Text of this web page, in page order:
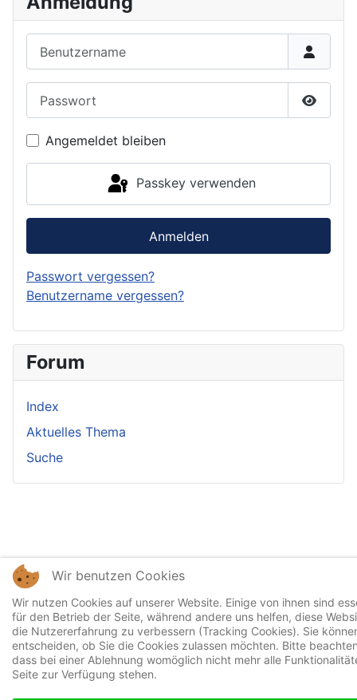
Angemeldet bleiben
Passkey verwenden
Anmelden
Passwort vergessen?
Benutzername vergessen?
Forum
Index
Aktuelles Thema
Suche
Wir benutzen Cookies
Wir nutzen Cookies auf unserer Website. Einige von ihnen sind
für den Betrieb der Seite, während andere uns helfen, diese
die Nutzererfahrung zu verbessern (Tracking Cookies). Sie
entscheiden, ob Sie die Cookies zulassen möchten. Bitte
dass bei einer Ablehnung womöglich nicht mehr alle
Seite zur Verfügung stehen.